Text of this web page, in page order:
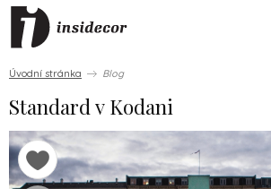
Úvodní stránka Blog
Standard v Kodani